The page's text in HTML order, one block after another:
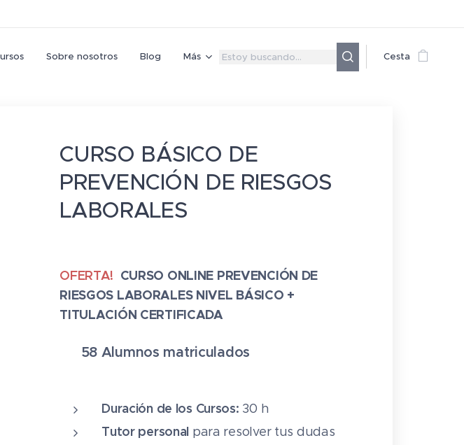
Sobre nosotros Blog Más Cesta
CURSO BÁSICO DE
PREVENCIÓN DE RIESGOS
LABORALES
OFERTA! CURSO ONLINE PREVENCIÓN DE
RIESGOS LABORALES NIVEL BÁSICO +
TITULACIÓN CERTIFICADA
✔ 58 Alumnos matriculados
Duración de los Cursos: 30 h
Tutor personal para resolver tus dudas